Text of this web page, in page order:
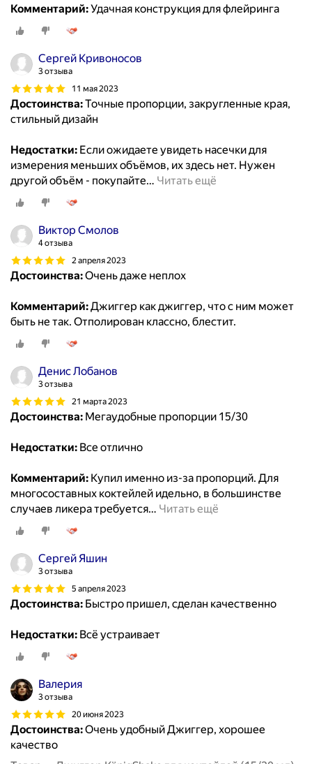
Комментарий:Удачная конструкция для флейринга
Сергей Кривоносов
3 отзыва
11 мая 2023
Достоинства:Точные пропорции, закругленные края,
стильный дизайн
Недостатки: Если ожидаете увидеть насечки для
измерения меньших объёмов, их здесь нет. Нужен
другой объём - покупайте… Читать ещё
Виктор Смолов
4 отзыва
2 апреля 2023
Достоинства:Очень даже неплох
Комментарий:Джиггер как джиггер, что с ним может
быть не так. Отполирован классно, блестит.
Денис Лобанов
3 отзыва
21 марта 2023
Достоинства: Мегаудобные пропорции 15/30
Недостатки: Все отлично
Комментарий: Купил именно из-за пропорций. Для
многосоставных коктейлей идельно, в большинстве
случаев ликера требуется… Читать ещё
Сергей Яшин
3 отзыва
5 апреля 2023
Достоинства: Быстро пришел, сделан качественно
Недостатки: Всё устраивает
Валерия
3 отзыва
20 июня 2023
Достоинства:Очень удобный Джиггер, хорошее
качество